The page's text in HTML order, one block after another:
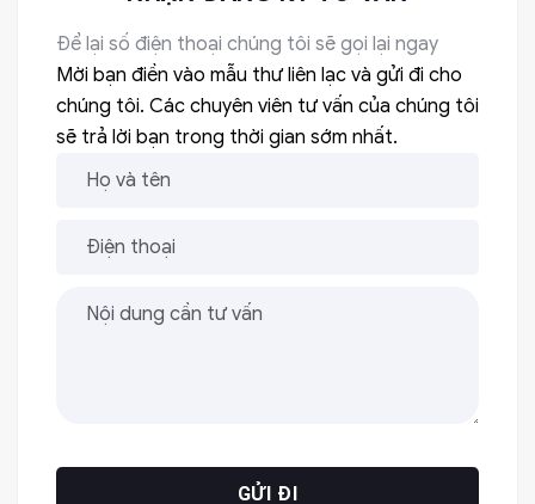
Để lại số điện thoại chúng tôi sẽ gọi lại ngay
Mời bạn điền vào mẫu thư liên lạc và gửi đi cho
chúng tôi. Các chuyên viên tư vấn của chúng tôi
sẽ trả lời bạn trong thời gian sớm nhất.